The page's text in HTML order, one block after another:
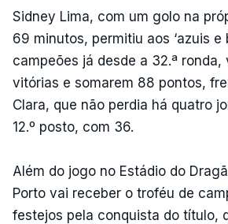
Sidney Lima, com um golo na
69 minutos, permitiu aos ‘azuis e
campeões já desde a 32.ª ronda,
vitórias e somarem 88 pontos,
Clara, que não perdia há quatro
12.º posto, com 36.
Além do jogo no Estádio do
Porto vai receber o troféu de
festejos pela conquista do título,